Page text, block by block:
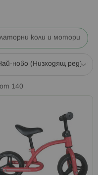
коли и мотори
140